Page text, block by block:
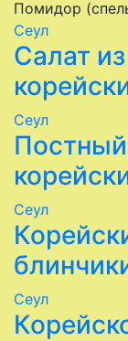
Помидор
Сеул
Салат
Сеул
Сеул
Сеул